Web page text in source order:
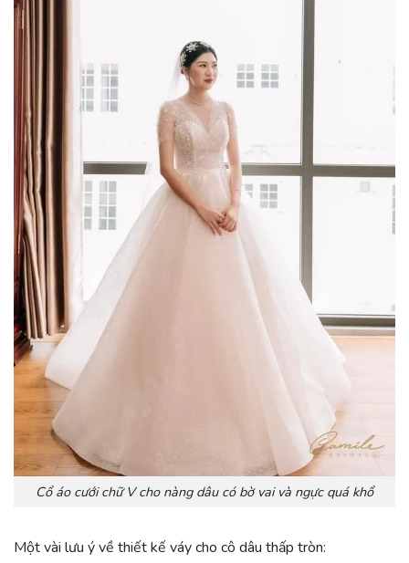
Cổ áo cưới chữ V cho nàng dâu có bờ vai và ngực quá khổ
Một vài lưu ý về thiết kế váy cho cô dâu thấp tròn: